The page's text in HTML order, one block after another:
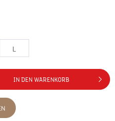
L
IN DEN WARENKORB